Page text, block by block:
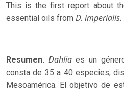
This is the first report about
essential oils from D. imperialis.
Resumen. Dahliaes un
consta de 35 a 40 especies,
Mesoamérica. El objetivo de